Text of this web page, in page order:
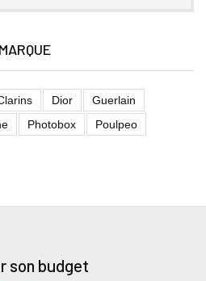
Dior
Guerlain
Photobox
Poulpeo
son budget